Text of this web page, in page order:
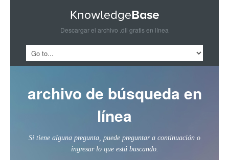
Descargar el archivo .dll gratis en línea
archivo de búsqueda en
línea
Si tiene alguna pregunta, puede preguntar a continuación o
ingresar lo que está buscando.